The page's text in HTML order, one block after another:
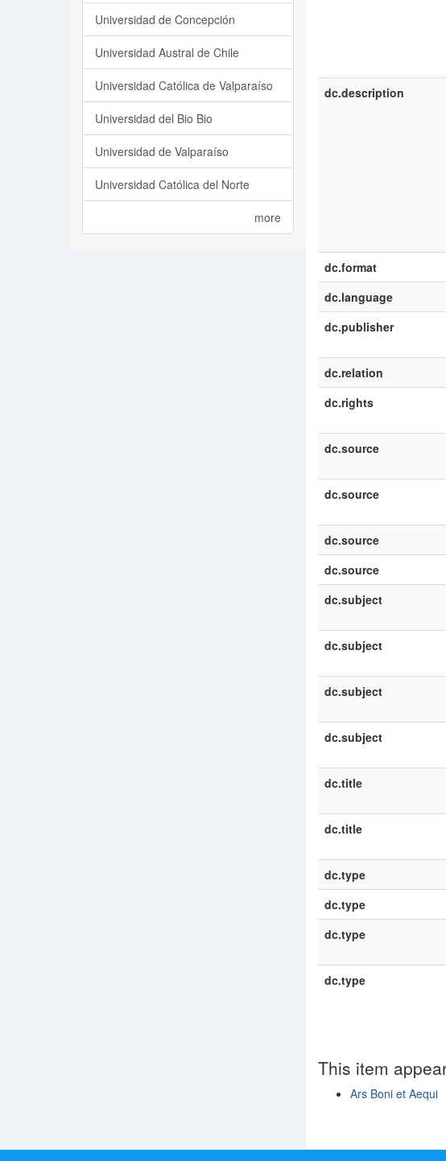
dc.description
dc.format
dc.language
dc.publisher
dc.relation
dc.rights
dc.source
dc.source
dc.source
dc.source
dc.subject
dc.subject
dc.subject
dc.subject
dc.title
dc.title
dc.type
dc.type
dc.type
dc.type
This item
Ars Boni et Aequi
Universidad de Concepción
Universidad Austral de Chile
Universidad Católica de Valparaíso
Universidad del Bio Bio
Universidad de Valparaíso
Universidad Católica del Norte
more